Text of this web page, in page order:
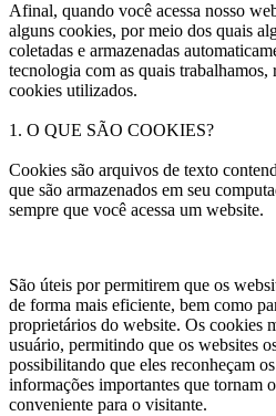
Afinal, quando você acessa nosso
alguns cookies, por meio dos quais
coletadas e armazenadas
tecnologia com as quais trabalhamos,
cookies utilizados.
1. O QUE SÃO COOKIES?
Cookies são arquivos de texto
que são armazenados em seu
sempre que você acessa um website.
São úteis por permitirem que os
de forma mais eficiente, bem como
proprietários do website. Os cookies
usuário, permitindo que os websites
possibilitando que eles reconheçam
informações importantes que tornam
conveniente para o visitante.